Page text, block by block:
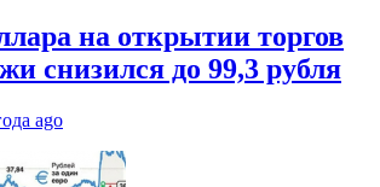
на открытии торгов
снизился до 99,3 рубля
ago